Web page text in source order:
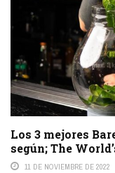
Los 3 mejores
según; The
11 DE NOVIEMBRE DE 2022